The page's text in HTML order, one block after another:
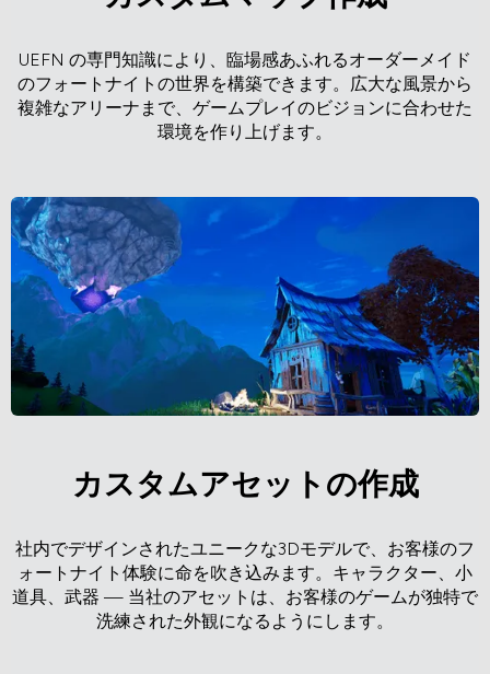
UEFN の専門知識により、臨場感あふれるオーダーメイド
のフォートナイトの世界を構築できます。広大な風景から
複雑なアリーナまで、ゲームプレイのビジョンに合わせた
環境を作り上げます。
カスタムアセットの作成
社内でデザインされたユニークな3Dモデルで、お客様のフ
ォートナイト体験に命を吹き込みます。キャラクター、小
道具、武器 — 当社のアセットは、お客様のゲームが独特で
洗練された外観になるようにします。